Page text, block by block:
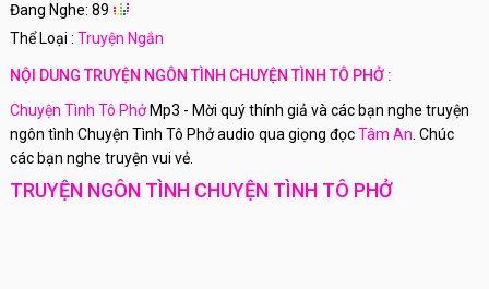
Đang Nghe: 89
Thể Loại : Truyện Ngắn
NỘI DUNG TRUYỆN NGÔN TÌNH CHUYỆN TÌNH TÔ PHỞ :
Chuyện Tình Tô PhởMp3 - Mời quý thính giả và các bạn nghe truyện
ngôn tình Chuyện Tình Tô Phở audio qua giọng đọcTâm An . Chúc
các bạn nghe truyện vui vẻ.
TRUYỆN NGÔN TÌNH CHUYỆN TÌNH TÔ PHỞ